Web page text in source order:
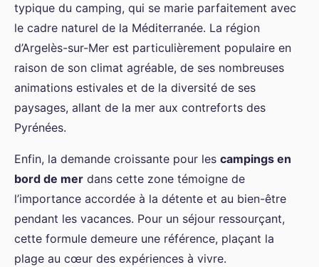
typique du camping, qui se marie parfaitement avec
le cadre naturel de la Méditerranée. La région
d’Argelès-sur-Mer est particulièrement populaire en
raison de son climat agréable, de ses nombreuses
animations estivales et de la diversité de ses
paysages, allant de la mer aux contreforts des
Pyrénées.
Enfin, la demande croissante pour les campings en
bord de mer dans cette zone témoigne de
l’importance accordée à la détente et au bien-être
pendant les vacances. Pour un séjour ressourçant,
cette formule demeure une référence, plaçant la
plage au cœur des expériences à vivre.